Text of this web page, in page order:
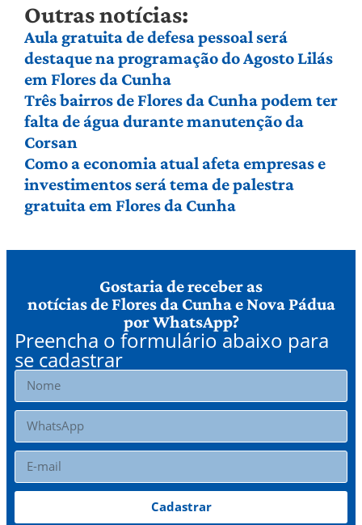
Outras notícias:
Aula gratuita de defesa pessoal será
destaque na programação do Agosto Lilás
em Flores da Cunha
Três bairros de Flores da Cunha podem ter
falta de água durante manutenção da
Corsan
Como a economia atual afeta empresas e
investimentos será tema de palestra
gratuita em Flores da Cunha
Gostaria de receber as
notícias de Flores da Cunha e Nova Pádua
por WhatsApp?
Preencha o formulário abaixo para
se cadastrar
Cadastrar